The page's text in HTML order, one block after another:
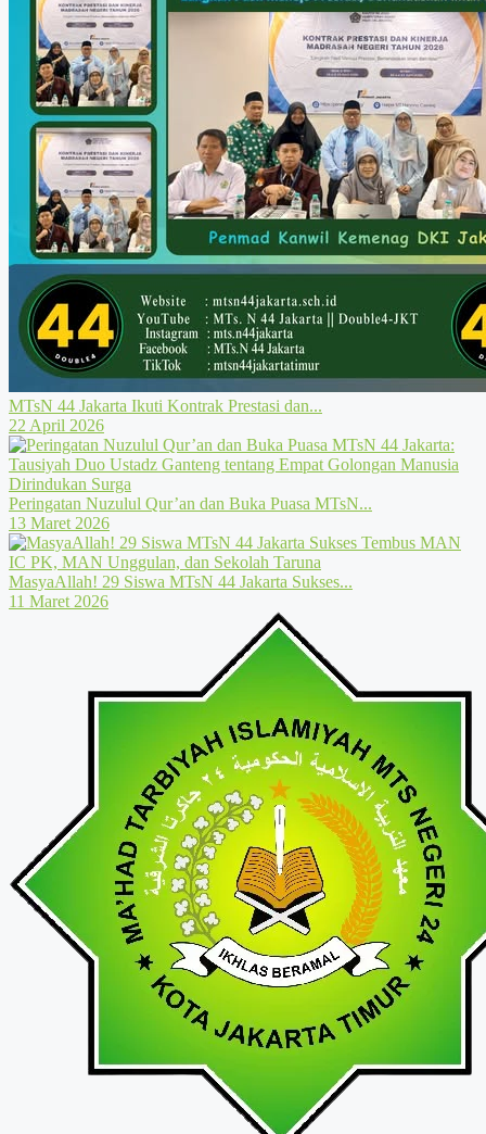
MTsN 44 Jakarta Ikuti Kontrak Prestasi dan...
22 April 2026
Peringatan Nuzulul Qur’an dan Buka Puasa MTsN...
13 Maret 2026
MasyaAllah! 29 Siswa MTsN 44 Jakarta Sukses...
11 Maret 2026